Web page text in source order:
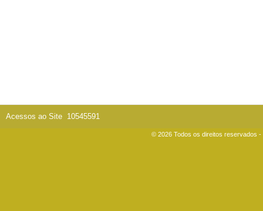
Acessos ao Site 10545591
© 2026 Todos os direitos reservados -